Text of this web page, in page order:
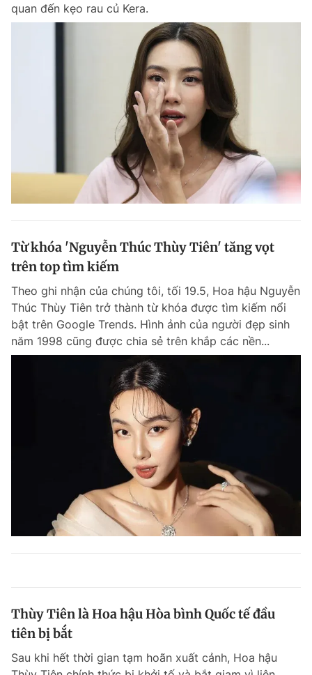
quan đến kẹo rau củ Kera.
Từ khóa 'Nguyễn Thúc Thùy Tiên' tăng vọt
trên top tìm kiếm
Theo ghi nhận của chúng tôi, tối 19.5, Hoa hậu Nguyễn
Thúc Thùy Tiên trở thành từ khóa được tìm kiếm nổi
bật trên Google Trends. Hình ảnh của người đẹp sinh
năm 1998 cũng được chia sẻ trên khắp các nền...
Thùy Tiên là Hoa hậu Hòa bình Quốc tế đầu
tiên bị bắt
Sau khi hết thời gian tạm hoãn xuất cảnh, Hoa hậu